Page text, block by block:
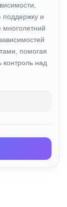
поддержку и
многолетний
помогая
контроль над